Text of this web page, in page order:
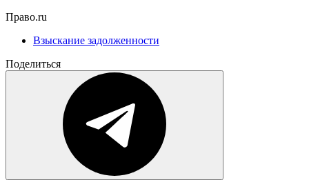
Право.ru
Взыскание задолженности
Поделиться